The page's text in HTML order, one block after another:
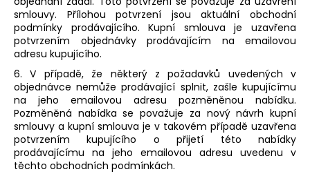
smlouvy. Přílohou potvrzení jsou aktuální obchodní
podmínky prodávajícího. Kupní smlouva je uzavřena
potvrzením objednávky prodávajícím na emailovou
adresu kupujícího.
6. V případě, že některý z požadavků uvedených v
objednávce nemůže prodávající splnit, zašle kupujícímu
na jeho emailovou adresu pozměněnou nabídku.
Pozměněná nabídka se považuje za nový návrh kupní
smlouvy a kupní smlouva je v takovém případě uzavřena
potvrzením kupujícího o přijetí této nabídky
prodávajícímu na jeho emailovou adresu uvedenu v
těchto obchodních podmínkách.